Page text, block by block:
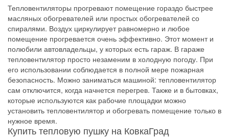
Тепловентиляторы прогревают помещение гораздо быстрее
масляных обогревателей или простых обогревателей со
спиралями. Воздух циркулирует равномерно и любое
помещение прогревается очень эффективно. Этот момент и
полюбили автовладельцы, у которых есть гараж. В гараже
тепловентилятор просто незаменим в холодную погоду. При
его использовании соблюдается в полной мере пожарная
безопасность. Можно заниматься машиной: тепловентилятор
сам отключится, когда начнется перегрев. Также и в бытовках,
которые используются как рабочие площадки можно
установить тепловентилятор и обогревать помещение только в
нужное время.
Купить тепловую пушку на КовкаГрад